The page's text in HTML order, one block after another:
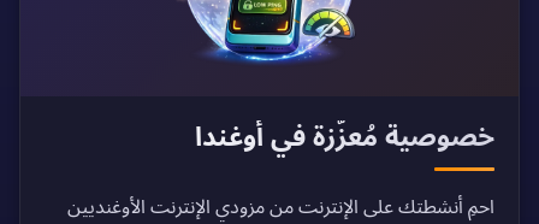
خصوصية مُعزّزة في أوغندا
احمِ أنشطتك على الإنترنت من مزودي الإنترنت الأوغنديين